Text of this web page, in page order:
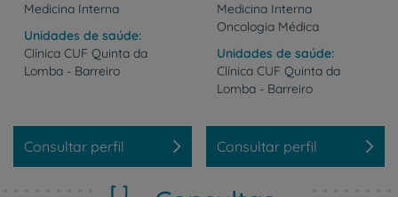
Medicina Interna
Unidades de saúde
Clínica CUF Quinta da
Lomba - Barreiro
Consultar perfil
Medicina Interna
Oncologia Médica
Unidades de saúde
Clínica CUF Quinta da
Lomba - Barreiro
Consultar perfil